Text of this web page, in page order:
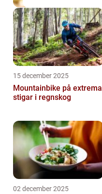
15 december 2025
Mountainbike på extrema
stigar i regnskog
02 december 2025